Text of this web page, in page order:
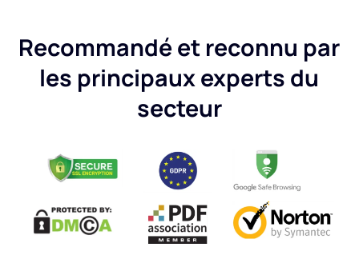
Recommandé et reconnu par
les principaux experts du
secteur